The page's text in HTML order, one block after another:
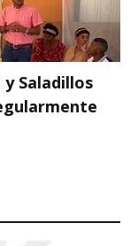
y Saladillos